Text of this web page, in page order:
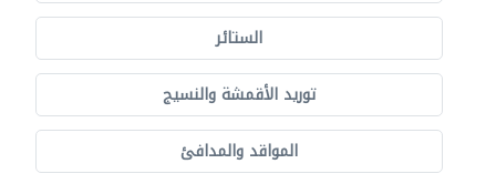
الستائر
توريد الأقمشة والنسيج
المواقد والمدافئ